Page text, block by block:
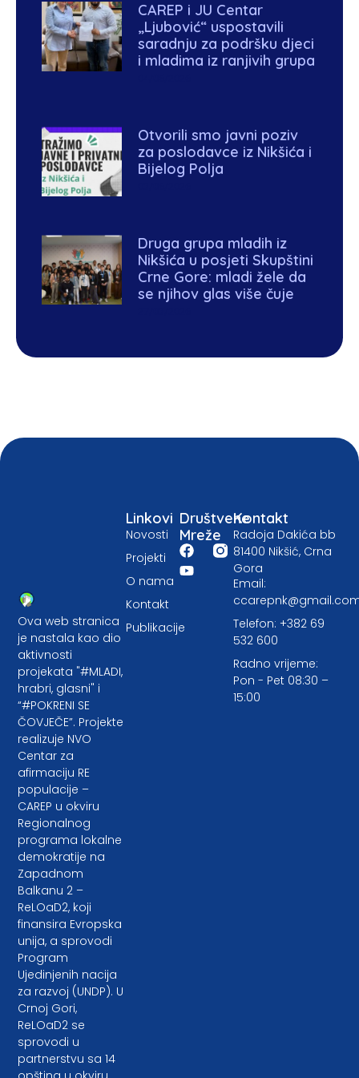
CAREP i JU Centar
„Ljubović“ uspostavili
saradnju za podršku djeci
i mladima iz ranjivih grupa
Otvorili smo javni poziv
za poslodavce iz Nikšića i
Bijelog Polja
Druga grupa mladih iz
Nikšića u posjeti Skupštini
Crne Gore: mladi žele da
se njihov glas više čuje
Ova web stranica
je nastala kao dio
aktivnosti
projekata "#MLADI,
hrabri, glasni" i
“#POKRENI SE
ČOVJEČE”. Projekte
realizuje NVO
Centar za
afirmaciju RE
populacije –
CAREP u okviru
Regionalnog
programa lokalne
demokratije na
Zapadnom
Balkanu 2 –
ReLOaD2, koji
finansira Evropska
unija, a sprovodi
Program
Ujedinjenih nacija
za razvoj (UNDP). U
Crnoj Gori,
ReLOaD2 se
sprovodi u
partnerstvu sa 14
Društvene
Mreže
Linkovi
Novosti
Projekti
O nama
Kontakt
Publikacije
Kontakt
Radoja Dakića bb
81400 Nikšić, Crna
Gora
Email:
Telefon: +382 69
532 600
Radno vrijeme:
Pon - Pet 08:30 –
15:00